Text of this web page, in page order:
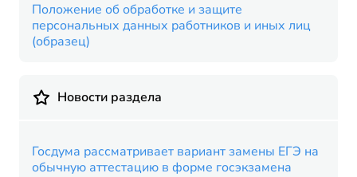
Положение об обработке и защите
персональных данных работников и иных лиц
(образец)
Новости раздела
Госдума рассматривает вариант замены ЕГЭ на
обычную аттестацию в форме госэкзамена